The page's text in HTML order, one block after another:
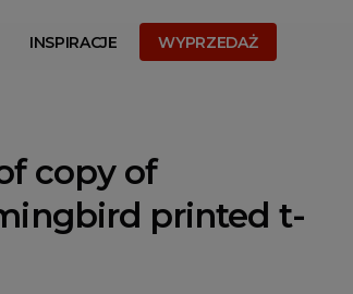
INSPIRACJE WYPRZEDAŻ
copy of
printed t-